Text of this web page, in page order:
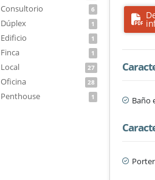
Consultorio 6
Dúplex 1
Edificio 1
Finca 1
Local 27
Oficina 28
Penthouse 1 Baño